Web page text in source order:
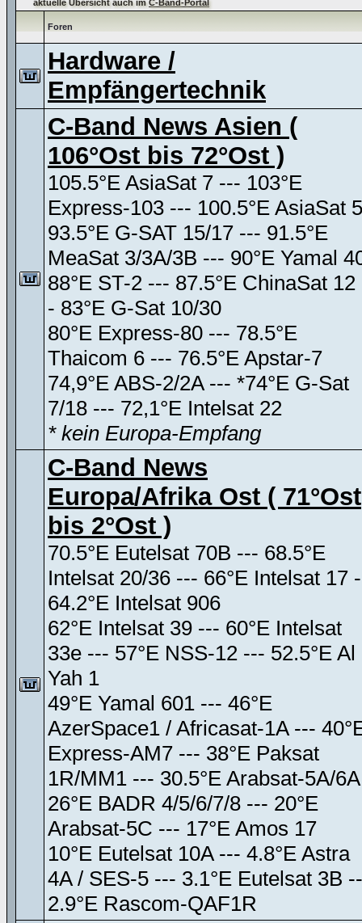
aktuelle Übersicht auch imC-Band-Portal
Foren
Hardware /
Empfängertechnik
C-Band News Asien (
106°Ost bis 72°Ost )
105.5°E AsiaSat 7 --- 103°E
Express-103 --- 100.5°E AsiaSat 5
93.5°E G-SAT 15/17 --- 91.5°E
MeaSat 3/3A/3B --- 90°E Yamal
88°E ST-2 --- 87.5°E ChinaSat 12
- 83°E G-Sat 10/30
80°E Express-80 --- 78.5°E
Thaicom 6 --- 76.5°E Apstar-7
74,9°E ABS-2/2A --- *74°E G-Sat
7/18 --- 72,1°E Intelsat 22
* kein Europa-Empfang
C-Band News
Europa/Afrika Ost ( 71°Ost
bis 2°Ost )
70.5°E Eutelsat 70B --- 68.5°E
Intelsat 20/36 --- 66°E Intelsat 17
64.2°E Intelsat 906
62°E Intelsat 39 --- 60°E Intelsat
33e --- 57°E NSS-12 --- 52.5°E Al
Yah 1
49°E Yamal 601 --- 46°E
AzerSpace1 / Africasat-1A ---
Express-AM7 --- 38°E Paksat
1R/MM1 --- 30.5°E Arabsat-5A/6A
26°E BADR 4/5/6/7/8 --- 20°E
Arabsat-5C --- 17°E Amos 17
10°E Eutelsat 10A --- 4.8°E Astra
4A / SES-5 --- 3.1°E Eutelsat 3B
2.9°E Rascom-QAF1R